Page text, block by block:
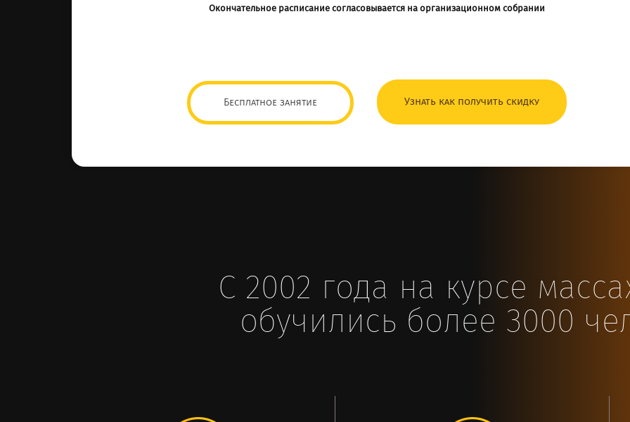
Окончательное расписание согласовывается на организационном собрании
Бесплатное занятие Узнать как получить скидку
С 2002 года на курсе
обучились более 3000